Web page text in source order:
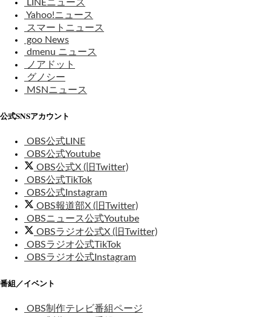
LINEニュース
Yahoo!ニュース
スマートニュース
goo News
dmenu ニュース
ノアドット
グノシー
MSNニュース
公式SNSアカウント
OBS公式LINE
OBS公式Youtube
OBS公式X (旧Twitter)
OBS公式TikTok
OBS公式Instagram
OBS報道部X (旧Twitter)
OBSニュース公式Youtube
OBSラジオ公式X (旧Twitter)
OBSラジオ公式TikTok
OBSラジオ公式Instagram
番組／イベント
OBS制作テレビ番組ページ